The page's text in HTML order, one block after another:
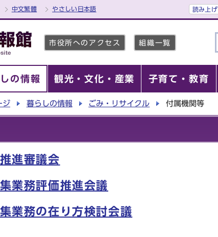
中文繁體 やさしい日本語 読み上げ
市役所へのアクセス 組織一覧
の情報 観光・文化・産業 子育て・教育
ジ 暮らしの情報 ごみ・リサイクル 付属機関等
進審議会
業務評価推進会議
業務の在り方検討会議